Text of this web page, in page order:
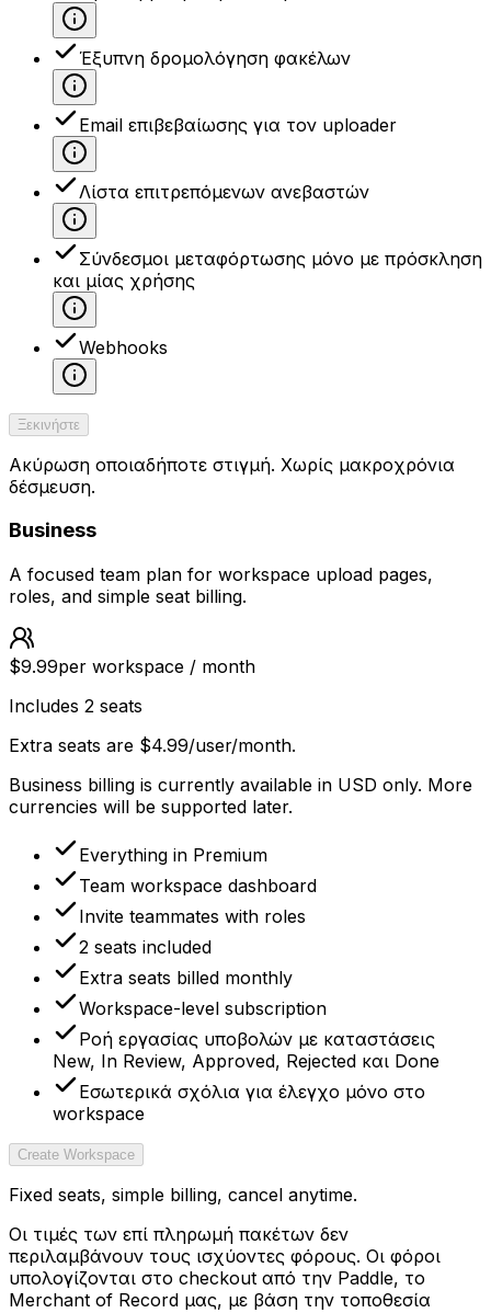
Έξυπνη δρομολόγηση φακέλων
Email επιβεβαίωσης για τον uploader
Λίστα επιτρεπόμενων ανεβαστών
Σύνδεσμοι μεταφόρτωσης μόνο με πρόσκληση
και μίας χρήσης
Webhooks
Ξεκινήστε
Ακύρωση οποιαδήποτε στιγμή. Χωρίς μακροχρόνια
δέσμευση.
Business
A focused team plan for workspace upload pages,
roles, and simple seat billing.
$9.99per workspace / month
Includes 2 seats
Extra seats are $4.99/user/month.
Business billing is currently available in USD only. More
currencies will be supported later.
Everything in Premium
Team workspace dashboard
Invite teammates with roles
2 seats included
Extra seats billed monthly
Workspace-level subscription
Ροή εργασίας υποβολών με καταστάσεις
New, In Review, Approved, Rejected και Done
Εσωτερικά σχόλια για έλεγχο μόνο στο
workspace
Create Workspace
Fixed seats, simple billing, cancel anytime.
Οι τιμές των επί πληρωμή πακέτων δεν
περιλαμβάνουν τους ισχύοντες φόρους. Οι φόροι
υπολογίζονται στο checkout από την Paddle, το
Merchant of Record μας, με βάση την τοποθεσία